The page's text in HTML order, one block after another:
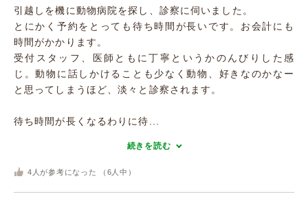
引越しを機に動物病院を探し、診察に伺いました。
とにかく予約をとっても待ち時間が長いです。お会計にも
時間がかかります。
受付スタッフ、医師ともに丁寧というかのんびりした感
じ。動物に話しかけることも少なく動物、好きなのかなー
と思ってしまうほど、淡々と診察されます。
待ち時間が長くなるわりに待...
続きを読む
4 人が参考になった （ 6 人中）